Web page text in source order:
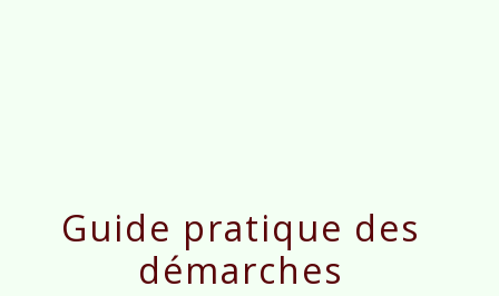
Guide pratique des
démarches